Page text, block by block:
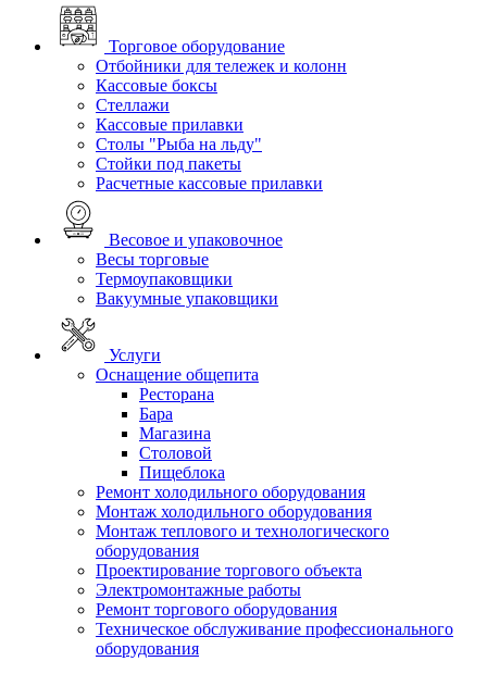
Торговое оборудование
Отбойники для тележек и колонн
Кассовые боксы
Стеллажи
Кассовые прилавки
Столы "Рыба на льду"
Стойки под пакеты
Расчетные кассовые прилавки
Весовое и упаковочное
Весы торговые
Термоупаковщики
Вакуумные упаковщики
Услуги
Оснащение общепита
Ресторана
Бара
Магазина
Столовой
Пищеблока
Ремонт холодильного оборудования
Монтаж холодильного оборудования
Монтаж теплового и технологического
оборудования
Проектирование торгового объекта
Электромонтажные работы
Ремонт торгового оборудования
Техническое обслуживание профессионального
оборудования